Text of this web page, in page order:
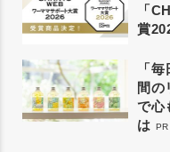
「
賞
「
間の
で心
は PR